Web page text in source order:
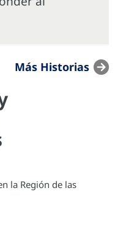
Más Historias
la Región de las